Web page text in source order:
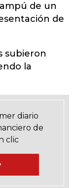
de un
de
subieron
la
diario
de
clic